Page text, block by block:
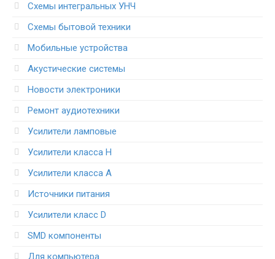
Схемы интегральных УНЧ
Схемы бытовой техники
Мобильные устройства
Акустические системы
Новости электроники
Ремонт аудиотехники
Усилители ламповые
Усилители класса H
Усилители класса А
Источники питания
Усилители класс D
SMD компоненты
Для компьютера